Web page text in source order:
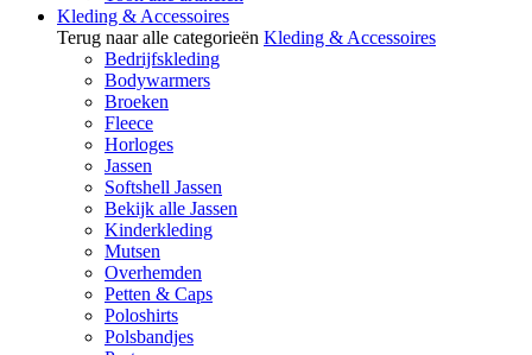
Kleding & Accessoires
Terug naar alle categorieën Kleding & Accessoires
Bedrijfskleding
Bodywarmers
Broeken
Fleece
Horloges
Jassen
Softshell Jassen
Bekijk alle Jassen
Kinderkleding
Mutsen
Overhemden
Petten & Caps
Poloshirts
Polsbandjes